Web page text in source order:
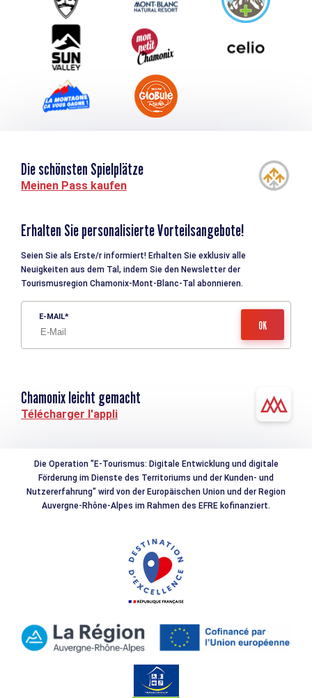
Herunterladen
Tourismus & Behinderung
Die schönsten Spielplätze
Meinen Pass kaufen
Erhalten Sie personalisierte Vorteilsangebote!
Seien Sie als Erste/r informiert! Erhalten Sie exklusiv alle
Neuigkeiten aus dem Tal, indem Sie den Newsletter der
Tourismusregion Chamonix-Mont-Blanc-Tal abonnieren.
E-MAIL
Chamonix leicht gemacht
Télécharger l'appli
Die Operation "E-Tourismus: Digitale Entwicklung und digitale
Förderung im Dienste des Territoriums und der Kunden- und
Nutzererfahrung" wird von der Europäischen Union und der Region
Auvergne-Rhône-Alpes im Rahmen des EFRE kofinanziert.